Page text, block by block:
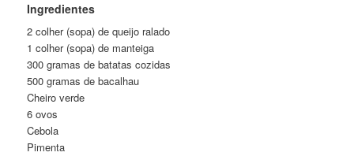
Ingredientes
2 colher (sopa) de queijo ralado
1 colher (sopa) de manteiga
300 gramas de batatas cozidas
500 gramas de bacalhau
Cheiro verde
6 ovos
Cebola
Pimenta